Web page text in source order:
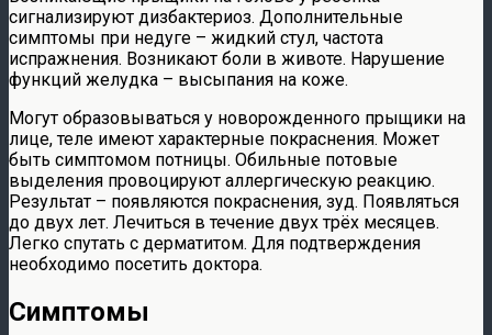
сигнализируют дизбактериоз. Дополнительные
симптомы при недуге – жидкий стул, частота
испражнения. Возникают боли в животе. Нарушение
функций желудка – высыпания на коже.
Могут образовываться у новорожденного прыщики на
лице, теле имеют характерные покраснения. Может
быть симптомом потницы. Обильные потовые
выделения провоцируют аллергическую реакцию.
Результат – появляются покраснения, зуд. Появляться
до двух лет. Лечиться в течение двух трёх месяцев.
Легко спутать с дерматитом. Для подтверждения
необходимо посетить доктора.
Симптомы